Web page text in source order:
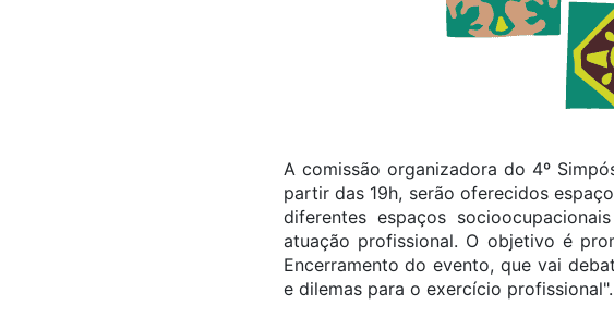
A comissão organizadora do 4º
partir das 19h, serão oferecidos
diferentes espaços
atuação profissional. O objetivo é
Encerramento do evento, que vai
e dilemas para o exercício